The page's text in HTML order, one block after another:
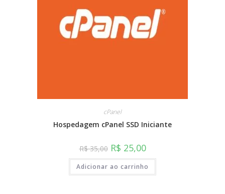
cPanel
Hospedagem cPanel SSD Iniciante
R$35,00 R$ 25,00
Adicionar ao carrinho